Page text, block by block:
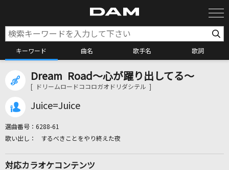
キーワード 曲名 歌手名 歌詞
カラオケ検索
Dream Road～心が躍り出してる～
[ ドリームロードココロガオドリダシテル ]
Juice=Juice
選曲番号： 6288-61
するべきことをやり終えた夜
対応カラオケコンテンツ